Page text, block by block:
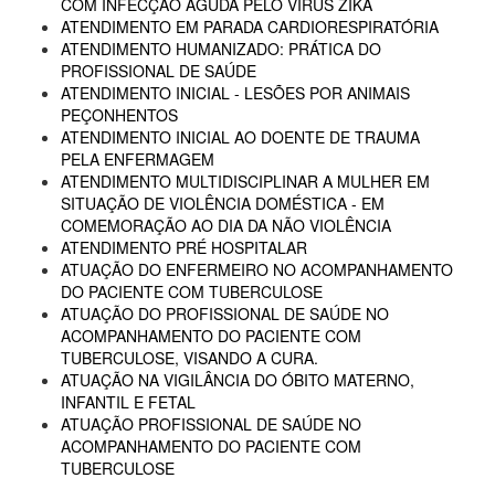
COM INFECÇÃO AGUDA PELO VÍRUS ZIKA
ATENDIMENTO EM PARADA CARDIORESPIRATÓRIA
ATENDIMENTO HUMANIZADO: PRÁTICA DO
PROFISSIONAL DE SAÚDE
ATENDIMENTO INICIAL - LESÕES POR ANIMAIS
PEÇONHENTOS
ATENDIMENTO INICIAL AO DOENTE DE TRAUMA
PELA ENFERMAGEM
ATENDIMENTO MULTIDISCIPLINAR A MULHER EM
SITUAÇÃO DE VIOLÊNCIA DOMÉSTICA - EM
COMEMORAÇÃO AO DIA DA NÃO VIOLÊNCIA
ATENDIMENTO PRÉ HOSPITALAR
ATUAÇÃO DO ENFERMEIRO NO ACOMPANHAMENTO
DO PACIENTE COM TUBERCULOSE
ATUAÇÃO DO PROFISSIONAL DE SAÚDE NO
ACOMPANHAMENTO DO PACIENTE COM
TUBERCULOSE, VISANDO A CURA.
ATUAÇÃO NA VIGILÂNCIA DO ÓBITO MATERNO,
INFANTIL E FETAL
ATUAÇÃO PROFISSIONAL DE SAÚDE NO
ACOMPANHAMENTO DO PACIENTE COM
TUBERCULOSE